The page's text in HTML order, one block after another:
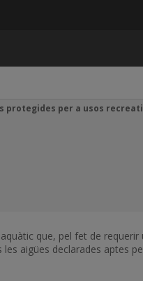
protegides per a usos
que, pel fet de requerir
aigües declarades aptes